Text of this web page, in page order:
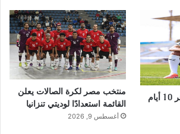
بيراميدز يفقد ناصر ماهر 10 أيام
منتخب مصر لكرة الصالات يعلن
القائمة استعدادًا لوديتي تنزانيا
أغسطس 9, 2026